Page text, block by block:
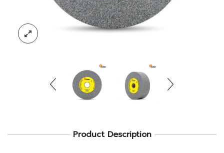
Product Description